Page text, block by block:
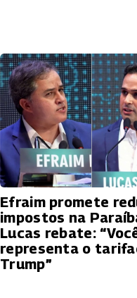
Efraim promete
impostos na
Lucas rebate:
representa o
Trump”